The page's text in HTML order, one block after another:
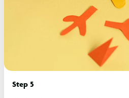
Step 5